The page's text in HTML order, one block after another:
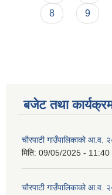
8
9
बजेट तथा
चौरपाटी गाउँपालिकाको आ.व.
मिति: 09/05/2025 - 11:40
चौरपाटी गाउँपालिकाको आ.व.